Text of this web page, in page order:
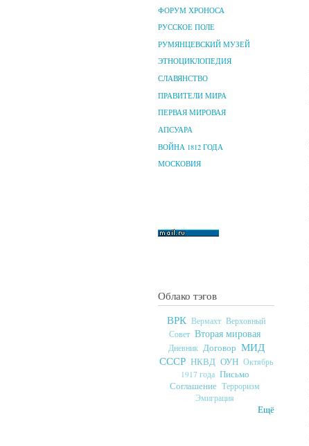
ФОРУМ ХРОНОСА
РУССКОЕ ПОЛЕ
РУМЯНЦЕВСКИЙ МУЗЕЙ
ЭТНОЦИКЛОПЕДИЯ
СЛАВЯНСТВО
ПРАВИТЕЛИ МИРА
ПЕРВАЯ МИРОВАЯ
АПСУАРА
ВОЙНА 1812 ГОДА
МОСКОВИЯ
Облако тэгов
ВРК Вермахт Верховный
Совет Вторая мировая
Дневник Договор МИД
СССР НКВД ОУН Октябрь
1917 года Письмо
Соглашение Терроризм
Эмиграция
Ещё